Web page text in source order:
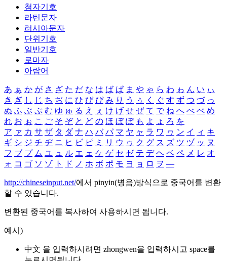
첨자기호
라틴문자
러시아문자
단위기호
일반기호
로마자
아랍어
あ ぁ か が さ ざ た だ な は ば ぱ ま や ゃ ら わ ゎ ん い ぃ
き ぎ し じ ち ぢ に ひ び ぴ み り う ぅ く ぐ す ず つ づ っ
ぬ ふ ぶ ぷ む ゆ ゅ る え ぇ け げ せ ぜ て で ね へ べ ぺ め
れ お ぉ こ ご そ ぞ と ど の ほ ぼ ぽ も よ ょ ろ を
ア ァ カ サ ザ タ ダ ナ ハ バ パ マ ヤ ャ ラ ワ ヮ ン イ ィ キ
ギ シ ジ チ ヂ ニ ヒ ビ ピ ミ リ ウ ゥ ク グ ス ズ ツ ヅ ッ ヌ
フ ブ プ ム ユ ュ ル エ ェ ケ ゲ セ ゼ テ デ ヘ ベ ペ メ レ オ
ォ コ ゴ ソ ゾ ト ド ノ ホ ボ ポ モ ヨ ョ ロ ヲ ―
http://chineseinput.net/에서 pinyin(병음)방식으로 중국어를 변환
할 수 있습니다.
변환된 중국어를 복사하여 사용하시면 됩니다.
예시)
中文 을 입력하시려면 zhongwen을 입력하시고 space를